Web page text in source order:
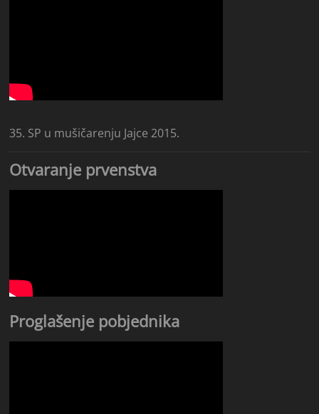
35. SP u mušičarenju Jajce 2015.
Otvaranje prvenstva
Proglašenje pobjednika